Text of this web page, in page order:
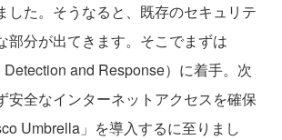
した。そうなると、既存のセキュリテ
部分が出てきます。そこでまずは
and Response）に着手。次
安全なインターネットアクセスを確保
Umbrella」を導入するに至りまし